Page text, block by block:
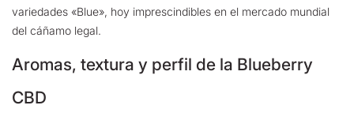
variedades «Blue», hoy imprescindibles en el mercado mundial
del cáñamo legal.
Aromas, textura y perfil de la Blueberry
CBD